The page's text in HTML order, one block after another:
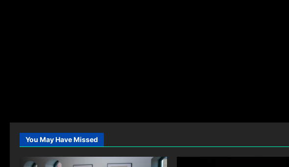
You May Have Missed